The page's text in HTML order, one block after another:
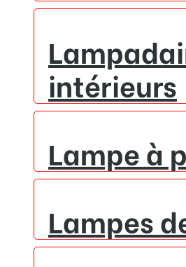
intérieurs
Lampe à
Lampes